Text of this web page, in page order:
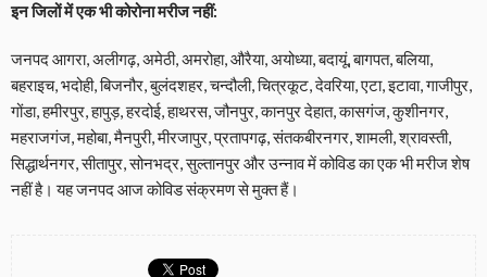
इन जिलों में एक भी कोरोना मरीज नहीं:
जनपद आगरा, अलीगढ़, अमेठी, अमरोहा, औरैया, अयोध्या, बदायूं, बागपत, बलिया,
बहराइच, भदोही, बिजनौर, बुलंदशहर, चन्दौली, चित्रकूट, देवरिया, एटा, इटावा, गाजीपुर,
गोंडा, हमीरपुर, हापुड़, हरदोई, हाथरस, जौनपुर, कानपुर देहात, कासगंज, कुशीनगर,
महराजगंज, महोबा, मैनपुरी, मीरजापुर, प्रतापगढ़, संतकबीरनगर, शामली, श्रावस्ती,
सिद्धार्थनगर, सीतापुर, सोनभद्र, सुल्तानपुर और उन्नाव में कोविड का एक भी मरीज शेष
नहीं है। यह जनपद आज कोविड संक्रमण से मुक्त हैं।